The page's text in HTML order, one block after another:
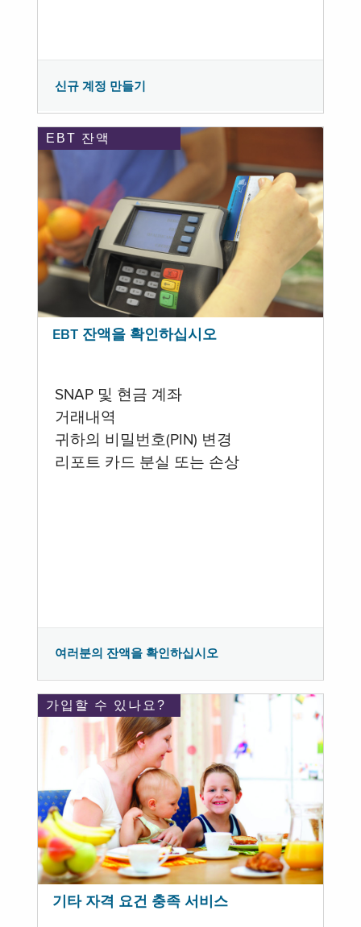
신규 계정 만들기
EBT 잔액
EBT 잔액을 확인하십시오
SNAP 및 현금 계좌
거래내역
귀하의 비밀번호(PIN) 변경
리포트 카드 분실 또는 손상
여러분의 잔액을 확인하십시오
가입할 수 있나요?
기타 자격 요건 충족 서비스